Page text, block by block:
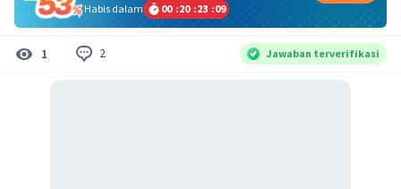
Habis dalam
00 :20 :23 :09
1 2 Jawaban terverifikasi